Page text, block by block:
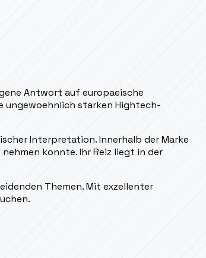
Antwort auf europaeische
ungewoehnlich starken Hightech-
Interpretation. Innerhalb der Marke
konnte. Ihr Reiz liegt in der
Themen. Mit exzellenter